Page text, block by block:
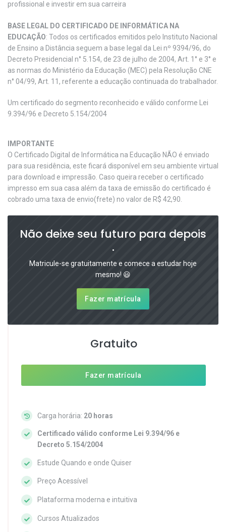
profissional e investir em sua carreira
BASE LEGAL DO CERTIFICADO DE INFORMÁTICA NA
EDUCAÇÃO: Todos os certificados emitidos pelo Instituto Nacional
de Ensino a Distância seguem a base legal da Lei nº 9394/96, do
Decreto Presidencial n° 5.154, de 23 de julho de 2004, Art. 1° e 3° e
as normas do Ministério da Educação (MEC) pela Resolução CNE
n° 04/99, Art. 11, referente a educação continuada do trabalhador.
Um certificado do segmento reconhecido e válido conforme Lei
9.394/96 e Decreto 5.154/2004
IMPORTANTE
O Certificado Digital de Informática na Educação NÃO é enviado
para sua residência, este ficará disponível em seu ambiente virtual
para download e impressão. Caso queira receber o certificado
impresso em sua casa além da taxa de emissão do certificado é
cobrado uma taxa de envio(frete) no valor de R$ 42,90.
Não deixe seu futuro para depois
.
Matricule-se gratuitamente e comece a estudar hoje
mesmo! 😃
Fazer matrícula
Gratuito
Fazer matrícula
Carga horária: 20 horas
Certificado válido conforme Lei 9.394/96 e
Decreto 5.154/2004
Estude Quando e onde Quiser
Preço Acessível
Plataforma moderna e intuitiva
Cursos Atualizados